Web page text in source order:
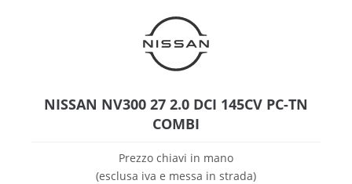
NISSAN NV300 27 2.0 DCI 145CV PC-TN
COMBI
Prezzo chiavi in mano
(esclusa iva e messa in strada)